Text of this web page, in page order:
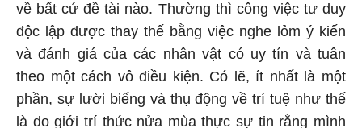
về bất cứ đề tài nào. Thường thì công việc tư duy
độc lập được thay thế bằng việc nghe lỏm ý kiến
và đánh giá của các nhân vật có uy tín và tuân
theo một cách vô điều kiện. Có lẽ, ít nhất là một
phần, sự lười biếng và thụ động về trí tuệ như thế
là do giới trí thức nửa mùa thực sự tin rằng mình